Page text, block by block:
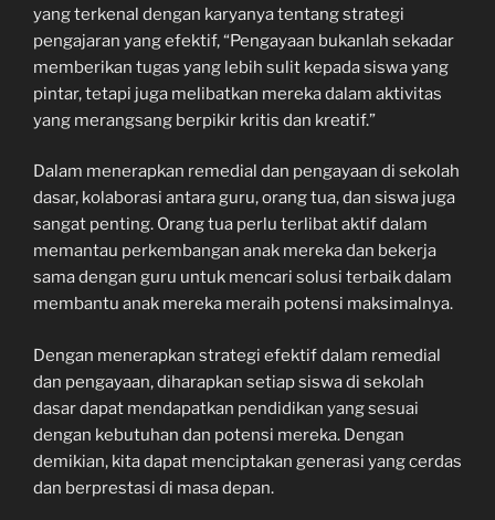
yang terkenal dengan karyanya tentang strategi
pengajaran yang efektif, “Pengayaan bukanlah sekadar
memberikan tugas yang lebih sulit kepada siswa yang
pintar, tetapi juga melibatkan mereka dalam aktivitas
yang merangsang berpikir kritis dan kreatif.”
Dalam menerapkan remedial dan pengayaan di sekolah
dasar, kolaborasi antara guru, orang tua, dan siswa juga
sangat penting. Orang tua perlu terlibat aktif dalam
memantau perkembangan anak mereka dan bekerja
sama dengan guru untuk mencari solusi terbaik dalam
membantu anak mereka meraih potensi maksimalnya.
Dengan menerapkan strategi efektif dalam remedial
dan pengayaan, diharapkan setiap siswa di sekolah
dasar dapat mendapatkan pendidikan yang sesuai
dengan kebutuhan dan potensi mereka. Dengan
demikian, kita dapat menciptakan generasi yang cerdas
dan berprestasi di masa depan.